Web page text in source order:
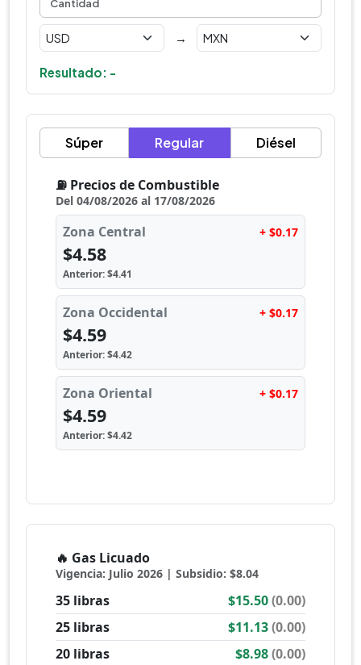
→
Resultado: -
Súper Regular Diésel